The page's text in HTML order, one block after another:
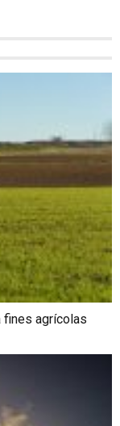
fines agrícolas